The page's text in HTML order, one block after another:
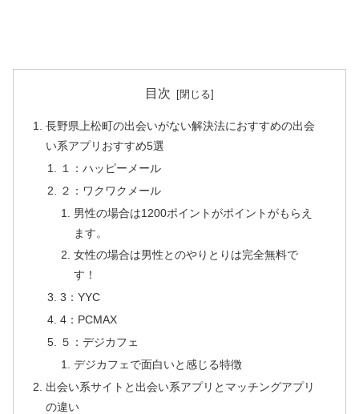
目次
長野県上松町の出会いがない解決法におすすめの出会
い系アプリおすすめ5選
１：ハッピーメール
２：ワクワクメール
男性の場合は1200ポイントがポイントがもらえ
ます。
女性の場合は男性とのやりとりは完全無料で
す！
3：YYC
4：PCMAX
５：デジカフェ
デジカフェで面白いと感じる特徴
出会い系サイトと出会い系アプリとマッチングアプリ
の違い